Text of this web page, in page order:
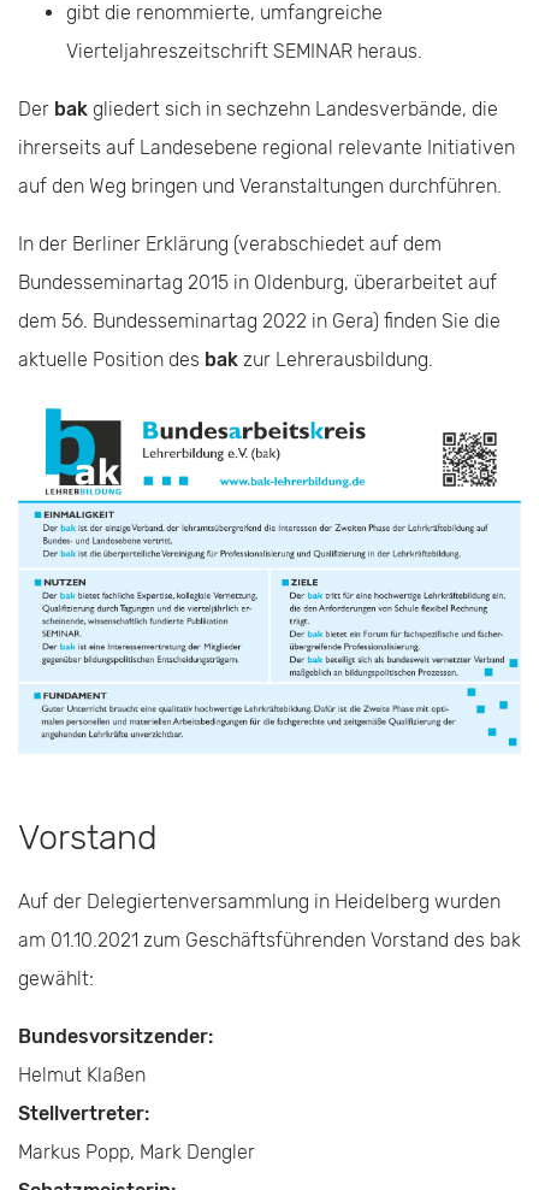
gibt die renommierte, umfangreiche
Vierteljahreszeitschrift SEMINAR heraus.
Der bak gliedert sich in sechzehn Landesverbände, die
ihrerseits auf Landesebene regional relevante Initiativen
auf den Weg bringen und Veranstaltungen durchführen.
In der Berliner Erklärung (verabschiedet auf dem
Bundesseminartag 2015 in Oldenburg, überarbeitet auf
dem 56. Bundesseminartag 2022 in Gera) finden Sie die
aktuelle Position des bak zur Lehrerausbildung.
Vorstand
Auf der Delegiertenversammlung in Heidelberg wurden
am 01.10.2021 zum Geschäftsführenden Vorstand des bak
gewählt:
Bundesvorsitzender:
Helmut Klaßen
Stellvertreter:
Markus Popp, Mark Dengler